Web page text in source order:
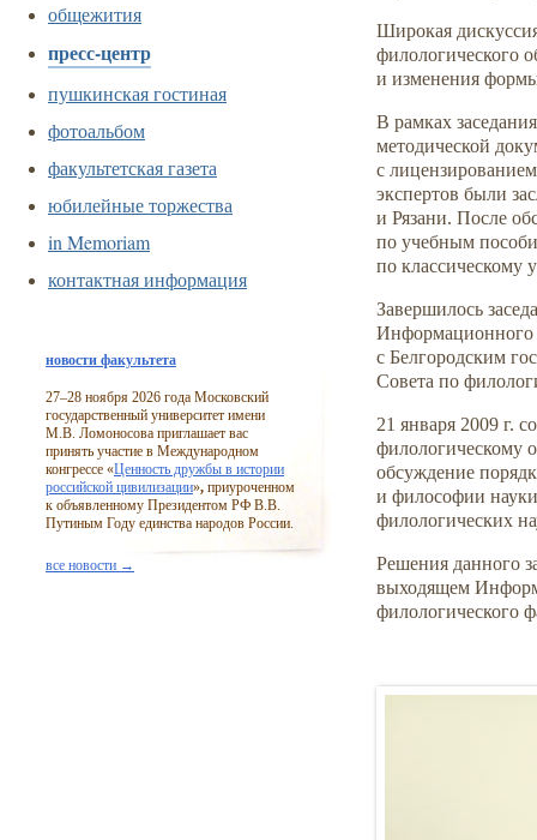
общежития
пресс-центр
пушкинская гостиная
фотоальбом
факультетская газета
юбилейные торжества
in Memoriam
контактная информация
новости факультета
27–28 ноября 2026 года Московский
государственный университет имени
М.В. Ломоносова приглашает вас
принять участие в Международном
конгрессе «Ценность дружбы в истории
российской цивилизации», приуроченном
к объявленному Президентом РФ В.В.
Путиным Году единства народов России.
все новости →
Широкая
филологического
и изменения
В рамках
методической
с
экспертов были
и Рязани. После
по учебным
по классическому
Завершилось
Информационного
с Белгородским
Совета по
21 января 2009 г.
филологическому
обсуждение
и философии науки
филологических
Решения данного
выходящем
филологического